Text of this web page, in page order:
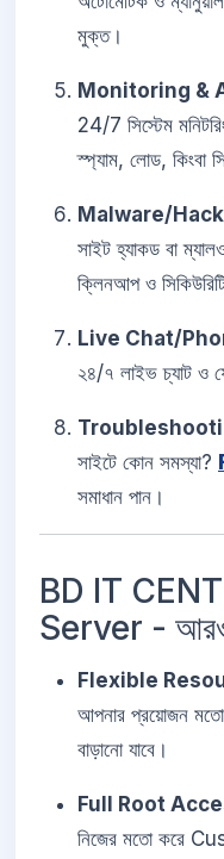
মুক্ত।
Monitoring &
24/7 সিস্টেম
স্প্যাম, লোড, কিংবা
Malware/
সাইট হ্যাকড বা
ক্লিনআপ ও
Live Chat/
২৪/৭ লাইভ চ্যাট ও
সাইটে কোন সমস্যা?
সমাধান পান।
BD IT
Server - আরও
Flexible
আপনার প্রয়োজন
বাড়ানো যাবে।
Full Root
নিজের মতো করে